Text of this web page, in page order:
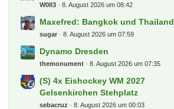
W0ll3 8. August 2026 um 08:42
Maxefred: Bangkok und Thailand
sugar 8. August 2026 um 07:59
Dynamo Dresden
themonument 8. August 2026 um 07:35
(S) 4x Eishockey WM 2027
Gelsenkirchen Stehplatz
sebacruz 8. August 2026 um 00:03